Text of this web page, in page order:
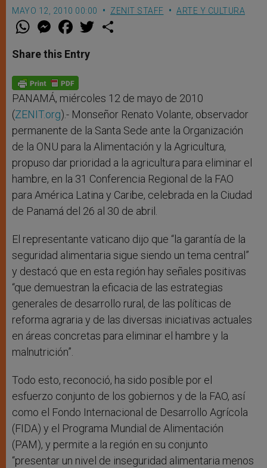
MAYO 12, 2010 00:00 ZENIT STAFF ARTE Y CULTURA
W
t
s
p
p
M
e
s
e
g
e
r
F
a
e
b
o
k
w
Share this Entry
PANAMÁ, miércoles 12 de mayo de 2010
(ZENIT.org).- Monseñor Renato Volante, observador
permanente de la Santa Sede ante la Organización
de la ONU para la Alimentación y la Agricultura,
propuso dar prioridad a la agricultura para eliminar el
hambre, en la 31 Conferencia Regional de la FAO
para América Latina y Caribe, celebrada en la Ciudad
de Panamá del 26 al 30 de abril.
El representante vaticano dijo que “la garantía de la
seguridad alimentaria sigue siendo un tema central”
y destacó que en esta región hay señales positivas
“que demuestran la eficacia de las estrategias
generales de desarrollo rural, de las políticas de
reforma agraria y de las diversas iniciativas actuales
en áreas concretas para eliminar el hambre y la
malnutrición”.
Todo esto, reconoció, ha sido posible por el
esfuerzo conjunto de los gobiernos y de la FAO, así
como el Fondo Internacional de Desarrollo Agrícola
(FIDA) y el Programa Mundial de Alimentación
(PAM), y permite a la región en su conjunto
“presentar un nivel de inseguridad alimentaria menos